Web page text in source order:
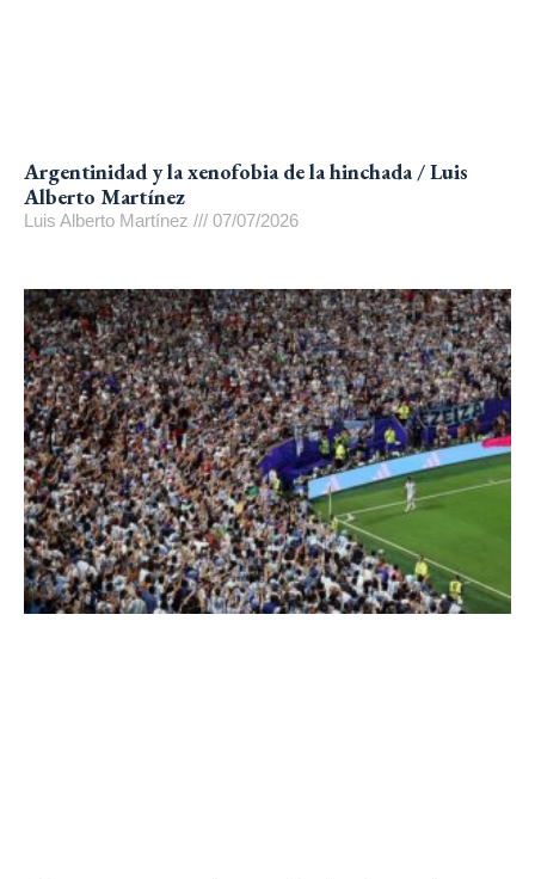
Argentinidad y la xenofobia de la hinchada / Luis
Alberto Martínez
Luis Alberto Martínez 07/07/2026